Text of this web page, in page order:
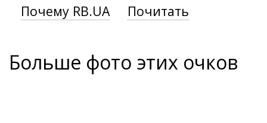
Почему RB.UA Почитать
Больше фото этих очков